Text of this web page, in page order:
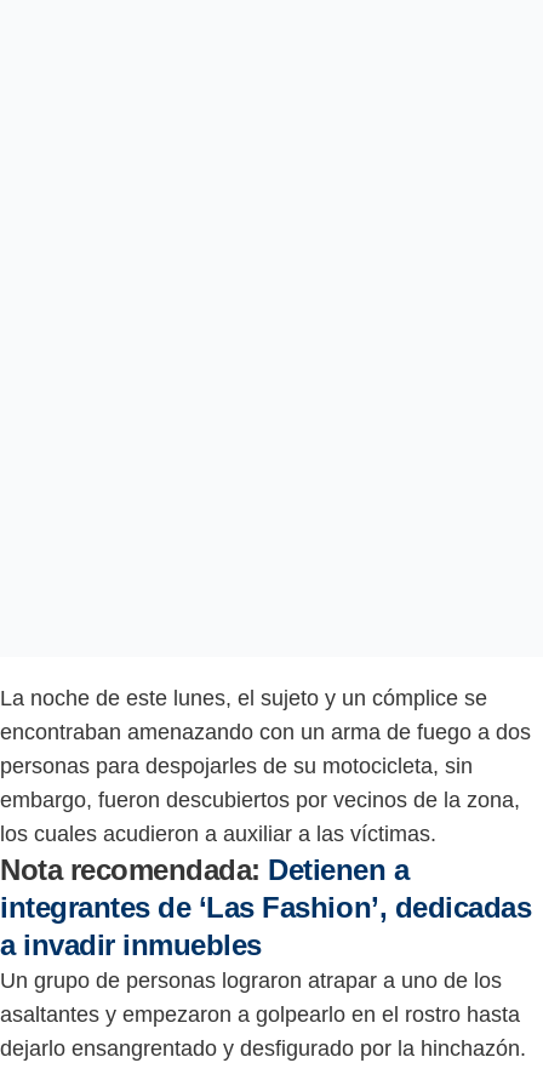
La noche de este lunes, el sujeto y un cómplice se
encontraban amenazando con un arma de fuego a dos
personas para despojarles de su motocicleta, sin
embargo, fueron descubiertos por vecinos de la zona,
los cuales acudieron a auxiliar a las víctimas.
Nota recomendada: Detienen a
integrantes de ‘Las Fashion’, dedicadas
a invadir inmuebles
Un grupo de personas lograron atrapar a uno de los
asaltantes y empezaron a golpearlo en el rostro hasta
dejarlo ensangrentado y desfigurado por la hinchazón.